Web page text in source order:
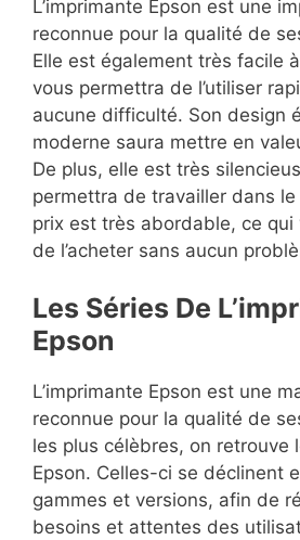
L’imprimante Epson est une
reconnue pour la qualité de
Elle est également très facile
vous permettra de l’utiliser
aucune difficulté. Son design
moderne saura mettre en
De plus, elle est très
permettra de travailler dans le
prix est très abordable, ce qui
de l’acheter sans aucun
Les Séries De
Epson
L’imprimante Epson est une
reconnue pour la qualité de
les plus célèbres, on retrouve
Epson. Celles-ci se déclinent
gammes et versions, afin de
besoins et attentes des